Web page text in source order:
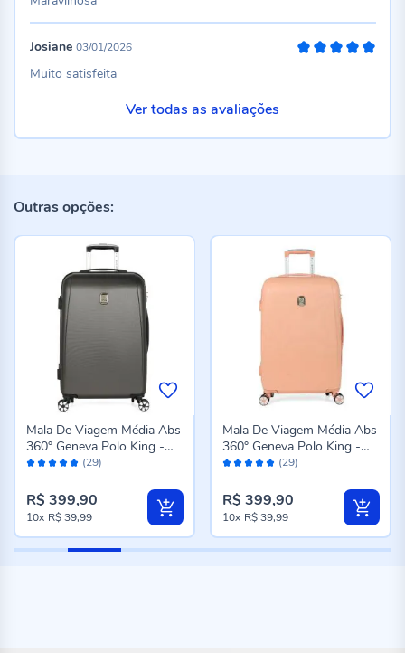
Josiane 03/01/2026
Muito satisfeita
Ver todas as avaliações
Outras opções:
Avaliação: (29)
Mala De Viagem Média Abs
360° Geneva Polo King -
Grafite
R$ 399,90
10x R$ 39,99
Avaliação: (29)
Mala De Viagem Média Abs
360° Geneva Polo King -
Rose
R$ 399,90
10x R$ 39,99